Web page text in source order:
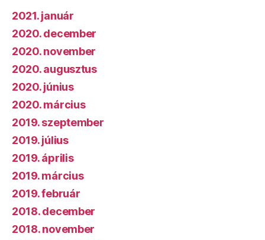
2021. január
2020. december
2020. november
2020. augusztus
2020. június
2020. március
2019. szeptember
2019. július
2019. április
2019. március
2019. február
2018. december
2018. november